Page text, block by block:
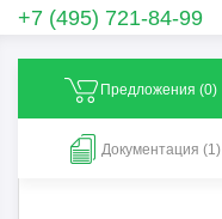
+7 (495) 721-84-99
Предложения (0)
Документация (1)